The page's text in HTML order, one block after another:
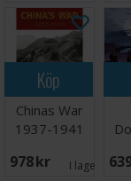
Köp
Chinas War
1937-1941
978 SEK I lager: 1639